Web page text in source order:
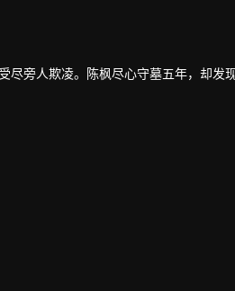
尽旁人欺凌。陈枫尽心守墓五年，却发